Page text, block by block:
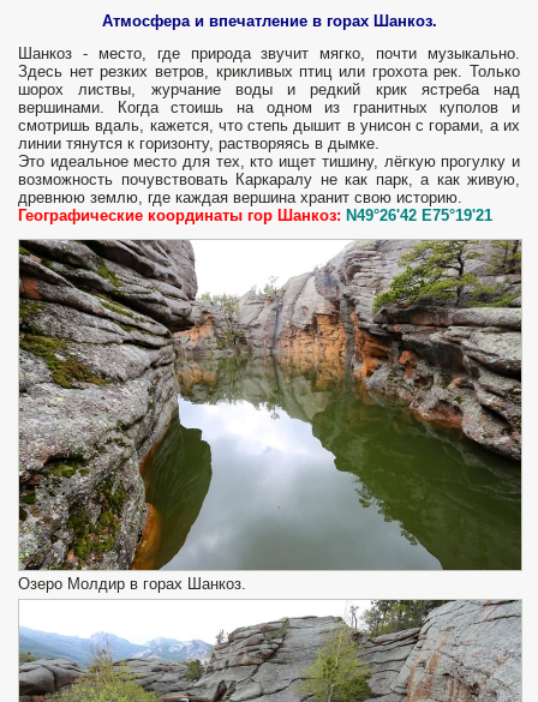
Атмосфера и впечатление в горах Шанкоз.
Шанкоз - место, где природа звучит мягко, почти музыкально.
Здесь нет резких ветров, крикливых птиц или грохота рек. Только
шорох листвы, журчание воды и редкий крик ястреба над
вершинами. Когда стоишь на одном из гранитных куполов и
смотришь вдаль, кажется, что степь дышит в унисон с горами, а их
линии тянутся к горизонту, растворяясь в дымке.
Это идеальное место для тех, кто ищет тишину, лёгкую прогулку и
возможность почувствовать Каркаралу не как парк, а как живую,
древнюю землю, где каждая вершина хранит свою историю.
Географические координаты гор Шанкоз: N49°26'42 E75°19'21
Озеро Молдир в горах Шанкоз.